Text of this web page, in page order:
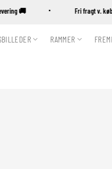
levering 🚚 Fri fragt v.
RAMMER